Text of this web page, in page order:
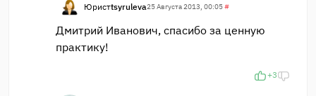
Юристtsyruleva25 Августа 2013, 00:05#
Дмитрий Иванович, спасибо за ценную
практику!
+3